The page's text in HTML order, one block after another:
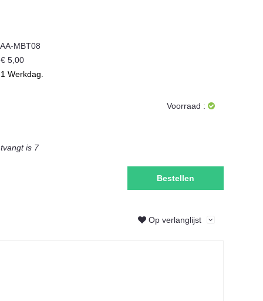
AA-MBT08
€ 5,00
1 Werkdag.
Voorraad :
is 7
Bestellen
Op verlanglijst